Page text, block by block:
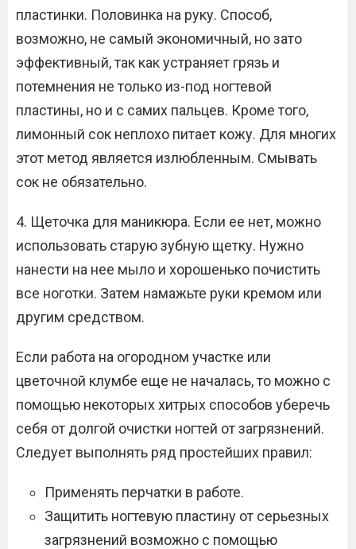
пластинки. Половинка на руку. Способ,
возможно, не самый экономичный, но зато
эффективный, так как устраняет грязь и
потемнения не только из-под ногтевой
пластины, но и с самих пальцев. Кроме того,
лимонный сок неплохо питает кожу. Для многих
этот метод является излюбленным. Смывать
сок не обязательно.
4. Щеточка для маникюра. Если ее нет, можно
использовать старую зубную щетку. Нужно
нанести на нее мыло и хорошенько почистить
все ноготки. Затем намажьте руки кремом или
другим средством.
Если работа на огородном участке или
цветочной клумбе еще не началась, то можно с
помощью некоторых хитрых способов уберечь
себя от долгой очистки ногтей от загрязнений.
Следует выполнять ряд простейших правил:
Применять перчатки в работе.
Защитить ногтевую пластину от серьезных
загрязнений возможно с помощью